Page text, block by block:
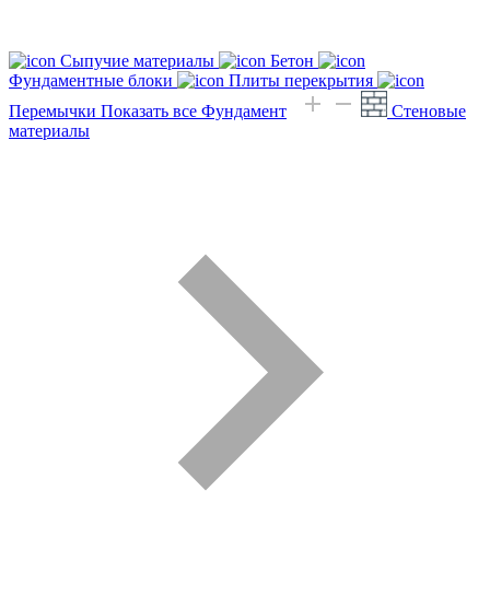
Сыпучие материалы
Бетон
Фундаментные блоки
Плиты перекрытия
Перемычки Показать все Фундамент
Стеновые
материалы